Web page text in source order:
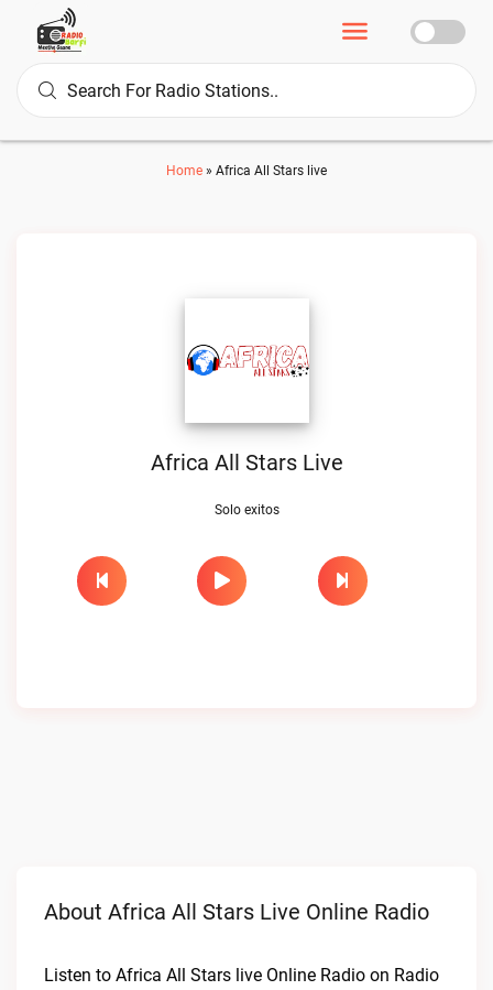
Home » Africa All Stars live
Africa All Stars Live
Solo exitos
About Africa All Stars Live Online Radio
Listen to Africa All Stars live Online Radio on Radio